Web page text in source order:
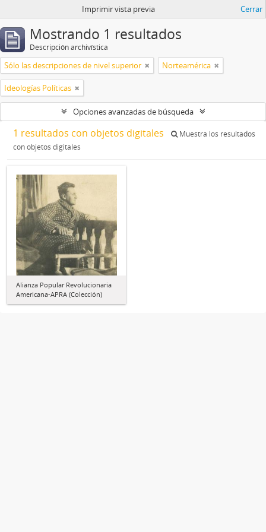
Imprimir vista previa Cerrar
Mostrando 1 resultados
Descripción archivística
Sólo las descripciones de nivel superior Norteamérica
Ideologías Políticas
Opciones avanzadas de búsqueda
1 resultados con objetos digitales
Muestra los resultados
con objetos digitales
Alianza Popular Revolucionaria
Americana-APRA (Colección)